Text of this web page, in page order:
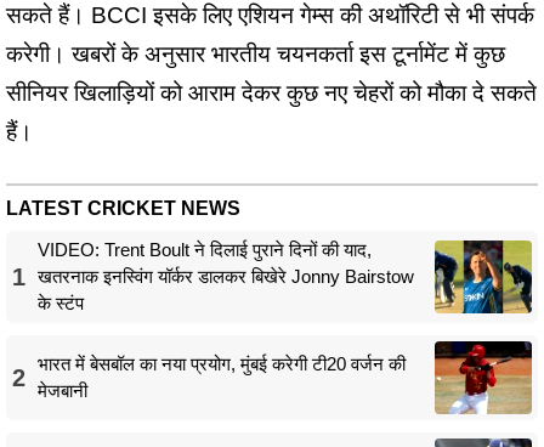
सकते हैं। BCCI इसके लिए एशियन गेम्स की अथॉरिटी से भी संपर्क
करेगी। खबरों के अनुसार भारतीय चयनकर्ता इस टूर्नामेंट में कुछ
सीनियर खिलाड़ियों को आराम देकर कुछ नए चेहरों को मौका दे सकते
हैं।
LATEST CRICKET NEWS
1
VIDEO: Trent Boult ने दिलाई पुराने दिनों की याद,
खतरनाक इनस्विंग यॉर्कर डालकर बिखेरे Jonny Bairstow
के स्टंप
2
भारत में बेसबॉल का नया प्रयोग, मुंबई करेगी टी20 वर्जन की
मेजबानी